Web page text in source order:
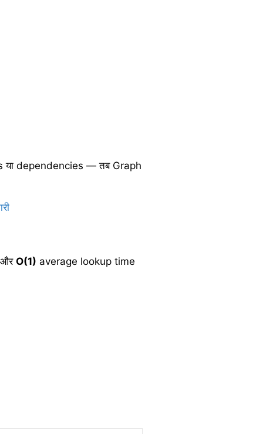
या dependencies — तब Graph
O(1) average lookup time